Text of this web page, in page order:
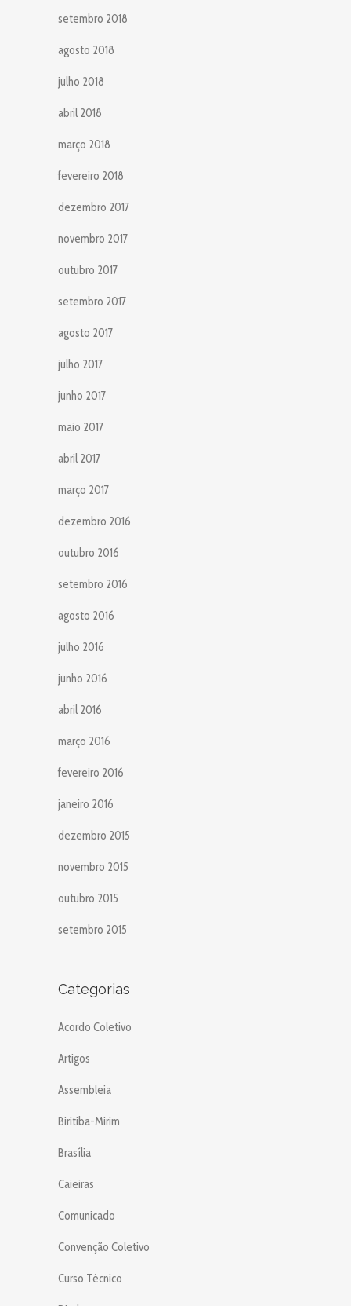
setembro 2018
agosto 2018
julho 2018
abril 2018
março 2018
fevereiro 2018
dezembro 2017
novembro 2017
outubro 2017
setembro 2017
agosto 2017
julho 2017
junho 2017
maio 2017
abril 2017
março 2017
dezembro 2016
outubro 2016
setembro 2016
agosto 2016
julho 2016
junho 2016
abril 2016
março 2016
fevereiro 2016
janeiro 2016
dezembro 2015
novembro 2015
outubro 2015
setembro 2015
Categorias
Acordo Coletivo
Artigos
Assembleia
Biritiba-Mirim
Brasília
Caieiras
Comunicado
Convenção Coletivo
Curso Técnico